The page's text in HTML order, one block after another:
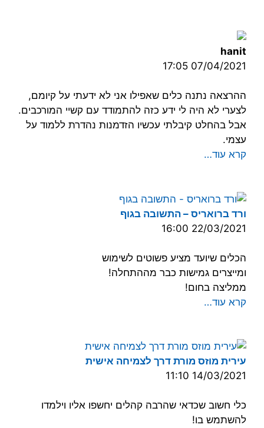
hanit
07/04/2021 17:05
ההרצאה נתנה כלים שאפילו אני לא ידעתי על קיומם,
לצערי לא היה לי ידע כזה להתמודד עם קשיי המורכבים.
אבל בהחלט קיבלתי עכשיו הזדמנות נהדרת ללמוד על
עצמי.
קרא עוד…
ורד ברואריס – התשובה בגוף
22/03/2021 16:00
הכלים שיועד מציע פשוטים לשימוש
ומייצרים גמישות כבר מההתחלה!
ממליצה בחום!
קרא עוד…
עירית מוזס מורת דרך לצמיחה אישית
14/03/2021 11:10
כלי חשוב שכדאי שהרבה קהלים יחשפו אליו וילמדו
להשתמש בו!